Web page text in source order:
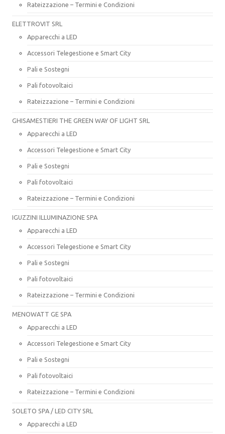
Rateizzazione – Termini e Condizioni
ELETTROVIT SRL
Apparecchi a LED
Accessori Telegestione e Smart City
Pali e Sostegni
Pali fotovoltaici
Rateizzazione – Termini e Condizioni
GHISAMESTIERI THE GREEN WAY OF LIGHT SRL
Apparecchi a LED
Accessori Telegestione e Smart City
Pali e Sostegni
Pali fotovoltaici
Rateizzazione – Termini e Condizioni
IGUZZINI ILLUMINAZIONE SPA
Apparecchi a LED
Accessori Telegestione e Smart City
Pali e Sostegni
Pali fotovoltaici
Rateizzazione – Termini e Condizioni
MENOWATT GE SPA
Apparecchi a LED
Accessori Telegestione e Smart City
Pali e Sostegni
Pali fotovoltaici
Rateizzazione – Termini e Condizioni
SOLETO SPA / LED CITY SRL
Apparecchi a LED